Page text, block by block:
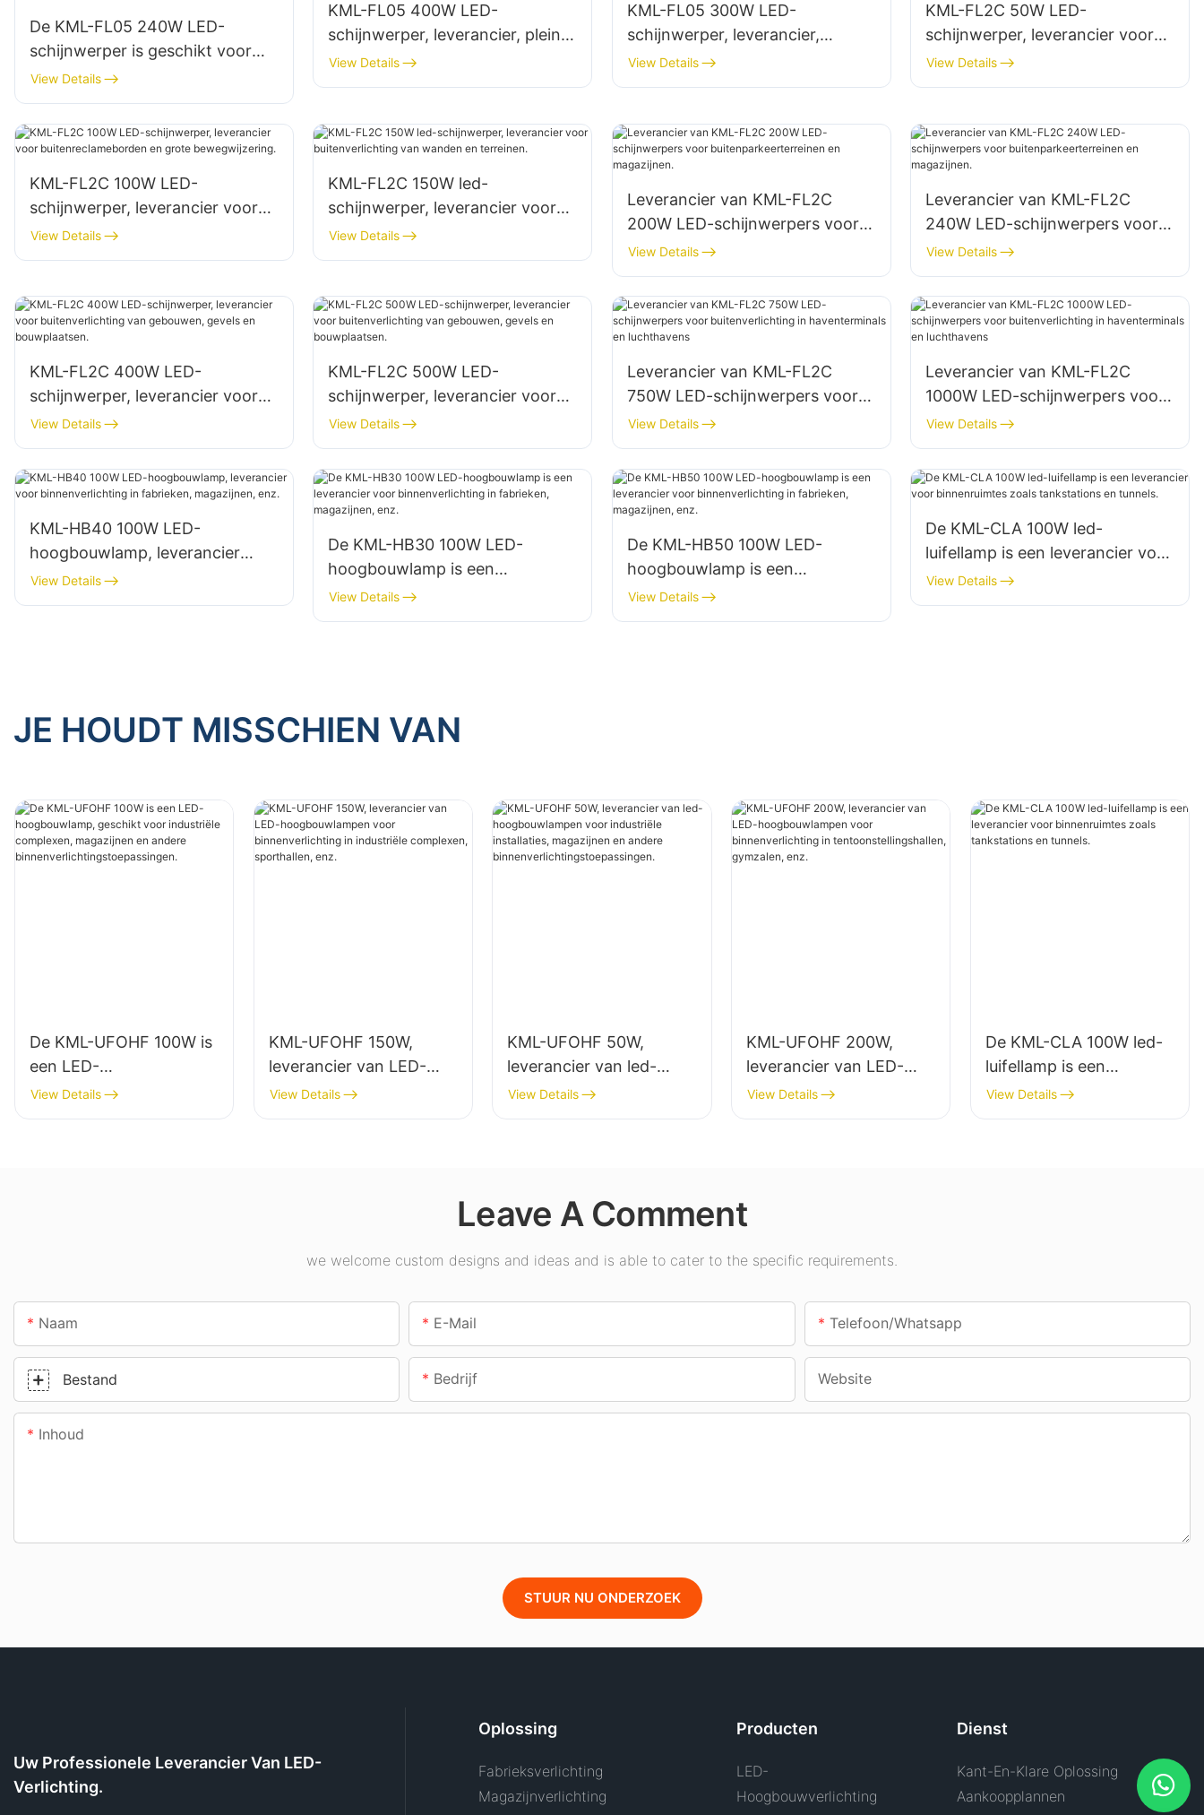
De KML-FL05 240W LED-
schijnwerper is geschikt voor
industriële installaties,
reclameborden en grote
bewegwijzering.
View Details
KML-FL05 400W LED-
schijnwerper, leverancier, plein-
en parkverlichting
View Details
KML-FL05 300W LED-
schijnwerper, leverancier,
haven- en dokverlichting
View Details
KML-FL2C 50W LED-
schijnwerper, leverancier voor
buitenreclameborden en grote
bewegwijzering.
View Details
KML-FL2C 100W LED-
schijnwerper, leverancier voor
buitenreclameborden en grote
bewegwijzering.
View Details
KML-FL2C 150W led-
schijnwerper, leverancier voor
buitenverlichting van wanden en
terreinen.
View Details
Leverancier van KML-FL2C
200W LED-schijnwerpers voor
buitenparkeerterreinen en
magazijnen.
View Details
Leverancier van KML-FL2C
240W LED-schijnwerpers voor
buitenparkeerterreinen en
magazijnen.
View Details
KML-FL2C 400W LED-
schijnwerper, leverancier voor
buitenverlichting van gebouwen,
gevels en bouwplaatsen.
View Details
KML-FL2C 500W LED-
schijnwerper, leverancier voor
buitenverlichting van gebouwen,
gevels en bouwplaatsen.
View Details
Leverancier van KML-FL2C
750W LED-schijnwerpers voor
buitenverlichting in
haventerminals en luchthavens
View Details
Leverancier van KML-FL2C
1000W LED-schijnwerpers voor
buitenverlichting in
haventerminals en luchthavens
View Details
KML-HB40 100W LED-
hoogbouwlamp, leverancier
voor binnenverlichting in
fabrieken, magazijnen, enz.
View Details
De KML-HB30 100W LED-
hoogbouwlamp is een
leverancier voor
binnenverlichting in fabrieken,
View Details
De KML-HB50 100W LED-
hoogbouwlamp is een
leverancier voor
binnenverlichting in fabrieken,
View Details
De KML-CLA 100W led-
luifellamp is een leverancier voor
binnenruimtes zoals
tankstations en tunnels.
View Details
JE HOUDT MISSCHIEN VAN
De KML-UFOHF 100W is
een LED-
hoogbouwlamp,
geschikt voor industriële
View Details
KML-UFOHF 150W,
leverancier van LED-
hoogbouwlampen voor
binnenverlichting in
View Details
KML-UFOHF 50W,
leverancier van led-
hoogbouwlampen voor
industriële installaties,
View Details
KML-UFOHF 200W,
leverancier van LED-
hoogbouwlampen voor
binnenverlichting in
View Details
De KML-CLA 100W led-
luifellamp is een
leverancier voor
binnenruimtes zoals
View Details
Leave A Comment
we welcome custom designs and ideas and is able to cater to the specific requirements.
Naam E-Mail Telefoon/whatsapp
Bestand Bedrijf Website
Inhoud
STUUR NU ONDERZOEK
Uw Professionele Leverancier Van LED-
Verlichting.
Oplossing
Fabrieksverlichting
Magazijnverlichting
Producten
LED-
Hoogbouwverlichting
Dienst
Kant-En-Klare Oplossing
Aankoopplannen